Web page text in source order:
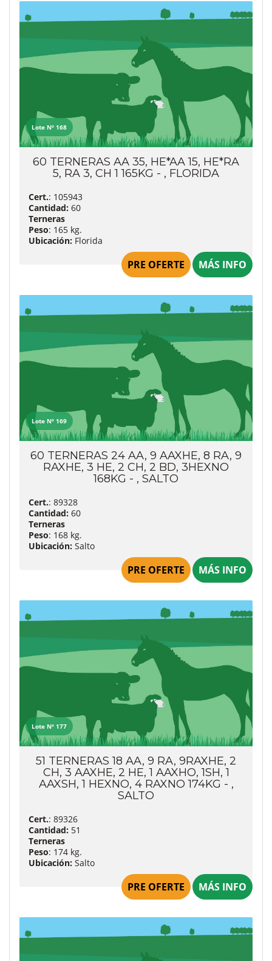
Lote Nº 168
60 TERNERAS AA 35, HE*AA 15, HE*RA
5, RA 3, CH 1 165KG - , FLORIDA
Cert.: 105943
Cantidad: 60
Terneras
Peso: 165 kg.
Ubicación: Florida
PRE OFERTE MÁS INFO
Lote Nº 169
60 TERNERAS 24 AA, 9 AAXHE, 8 RA, 9
RAXHE, 3 HE, 2 CH, 2 BD, 3HEXNO
168KG - , SALTO
Cert.: 89328
Cantidad: 60
Terneras
Peso: 168 kg.
Ubicación: Salto
PRE OFERTE MÁS INFO
Lote Nº 177
51 TERNERAS 18 AA, 9 RA, 9RAXHE, 2
CH, 3 AAXHE, 2 HE, 1 AAXHO, 1SH, 1
AAXSH, 1 HEXNO, 4 RAXNO 174KG - ,
SALTO
Cert.: 89326
Cantidad: 51
Terneras
Peso: 174 kg.
Ubicación: Salto
PRE OFERTE MÁS INFO